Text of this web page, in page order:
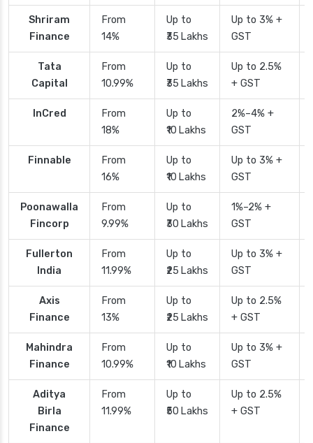
Shriram
Finance
From
14%
Up to
₹35 Lakhs
Up to 3% +
GST
Tata
Capital
From
10.99%
Up to
₹35 Lakhs
Up to 2.5%
+ GST
InCred
From
18%
Up to
₹10 Lakhs
2%–4% +
GST
Finnable
From
16%
Up to
₹10 Lakhs
Up to 3% +
GST
Poonawalla
Fincorp
From
9.99%
Up to
₹30 Lakhs
1%–2% +
GST
Fullerton
India
From
11.99%
Up to
₹25 Lakhs
Up to 3% +
GST
Axis
Finance
From
13%
Up to
₹25 Lakhs
Up to 2.5%
+ GST
Mahindra
Finance
From
10.99%
Up to
₹10 Lakhs
Up to 3% +
GST
Aditya
Birla
Finance
From
11.99%
Up to
₹50 Lakhs
Up to 2.5%
+ GST